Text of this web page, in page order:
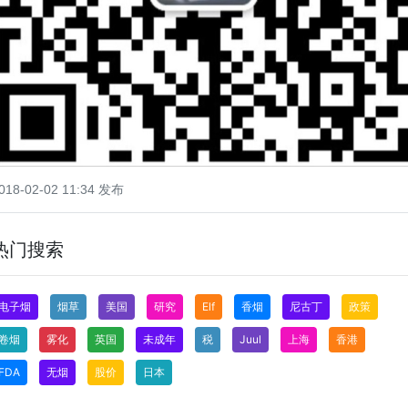
02-02 11:34 发布
门搜索
子烟 烟草 美国 研究 Elf 香烟 尼古丁 政策
烟 雾化 英国 未成年 税 Juul 上海 香港
无烟 股价 日本